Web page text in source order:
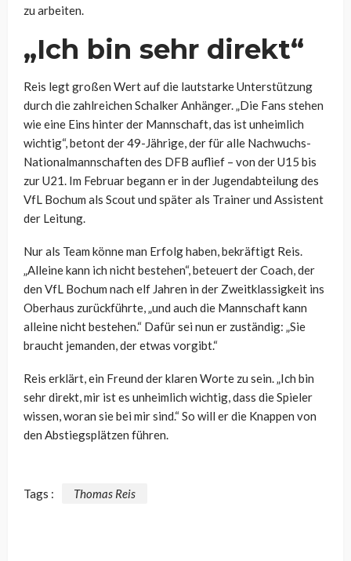
zu arbeiten.
„Ich bin sehr direkt“
Reis legt großen Wert auf die lautstarke Unterstützung
durch die zahlreichen Schalker Anhänger. „Die Fans stehen
wie eine Eins hinter der Mannschaft, das ist unheimlich
wichtig“, betont der 49-Jährige, der für alle Nachwuchs-
Nationalmannschaften des DFB auflief – von der U15 bis
zur U21. Im Februar begann er in der Jugendabteilung des
VfL Bochum als Scout und später als Trainer und Assistent
der Leitung.
Nur als Team könne man Erfolg haben, bekräftigt Reis.
„Alleine kann ich nicht bestehen“, beteuert der Coach, der
den VfL Bochum nach elf Jahren in der Zweitklassigkeit ins
Oberhaus zurückführte, „und auch die Mannschaft kann
alleine nicht bestehen.“ Dafür sei nun er zuständig: „Sie
braucht jemanden, der etwas vorgibt.“
Reis erklärt, ein Freund der klaren Worte zu sein. „Ich bin
sehr direkt, mir ist es unheimlich wichtig, dass die Spieler
wissen, woran sie bei mir sind.“ So will er die Knappen von
den Abstiegsplätzen führen.
Tags : Thomas Reis